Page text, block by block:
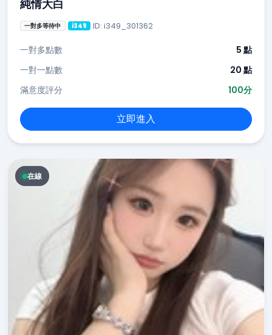
純情大白
一對多等待中 i349 ID: i349_301362
一對多點數
5 點
一對一點數
20 點
滿意度評分
100分
立即進入
在線